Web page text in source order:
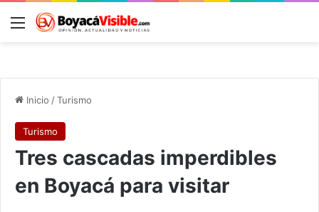
Menú
Inicio /Turismo
Turismo
Tres cascadas imperdibles
en Boyacá para visitar